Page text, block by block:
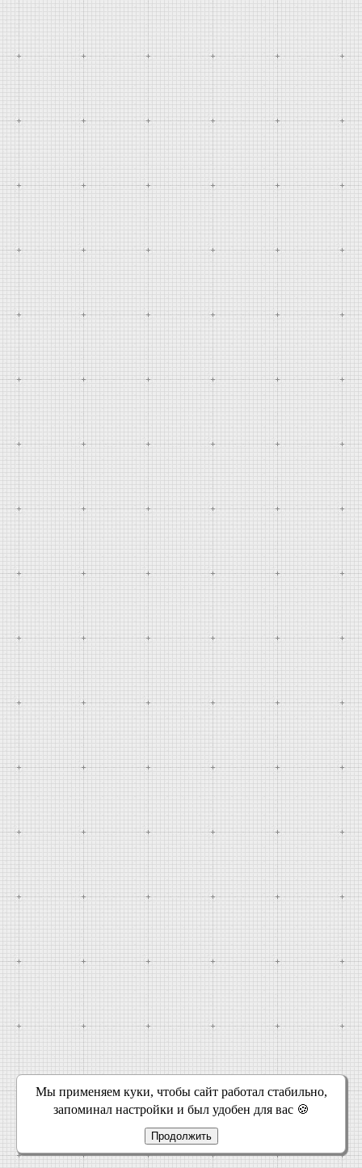
Мы применяем куки, чтобы сайт работал стабильно,
запоминал настройки и был удобен для вас 🍪
Продолжить